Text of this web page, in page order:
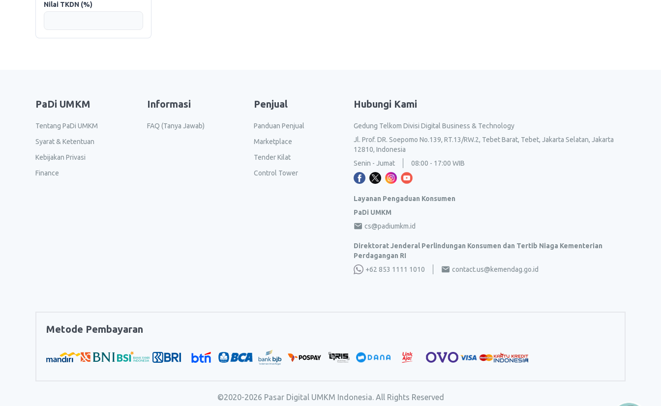
Nilai TKDN (%)
PaDi UMKM
Tentang PaDi UMKM
Syarat & Ketentuan
Kebijakan Privasi
Finance
Informasi
FAQ (Tanya Jawab)
Penjual
Panduan Penjual
Marketplace
Tender Kilat
Control Tower
Hubungi Kami
Gedung Telkom Divisi Digital Business & Technology
Jl. Prof. DR. Soepomo No.139, RT.13/RW.2, Tebet Barat, Tebet, Jakarta Selatan, Jakarta
12810, Indonesia
Senin - Jumat
08:00 - 17:00 WIB
Layanan Pengaduan Konsumen
PaDi UMKM
cs@padiumkm.id
Direktorat Jenderal Perlindungan Konsumen dan Tertib Niaga Kementerian
Perdagangan RI
+62 853 1111 1010
contact.us@kemendag.go.id
Metode Pembayaran
©2020-2026 Pasar Digital UMKM Indonesia. All Rights Reserved